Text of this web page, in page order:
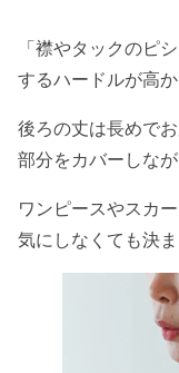
「襟やタックのピ
するハードルが高
後ろの丈は長めで
部分をカバーしなが
ワンピースやスカ
気にしなくても決